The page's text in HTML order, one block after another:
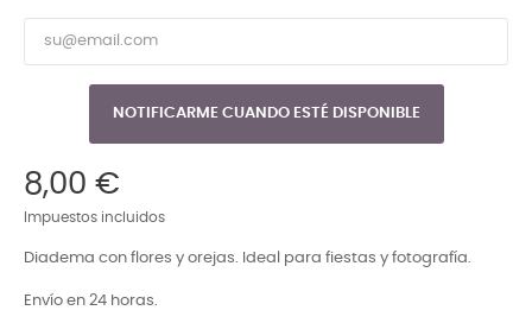
NOTIFICARME CUANDO ESTÉ DISPONIBLE
8,00 €
Impuestos incluidos
Diadema con flores y orejas. Ideal para fiestas y fotografía.
Envío en 24 horas.